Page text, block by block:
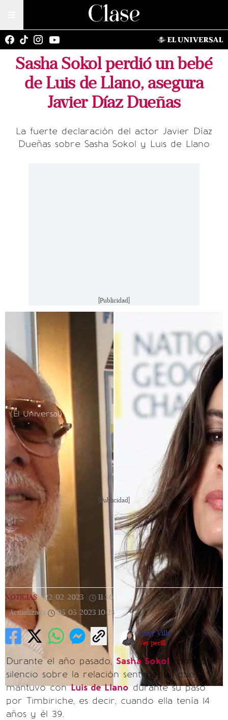
Sasha Sokol perdió un bebé
de Luis de Llano, asegura
Javier Díaz Dueñas
La fuerte declaración del actor Javier Díaz
Dueñas sobre Sasha Sokol y Luis de Llano
[Publicidad]
(El Universal)
[Publicidad]
NOTICIAS | 22/02/2023 11:36
Actualizada
05/05/2023 10:23
Lexy Villa
Ver perfil
Durante el año pasado, Sasha Sokolrompió el
silencio sobre la relación sentimental que
mantuvo conLuis de Llanodurante su paso
por Timbiriche, es decir, cuando ella tenía 14
años y él 39.